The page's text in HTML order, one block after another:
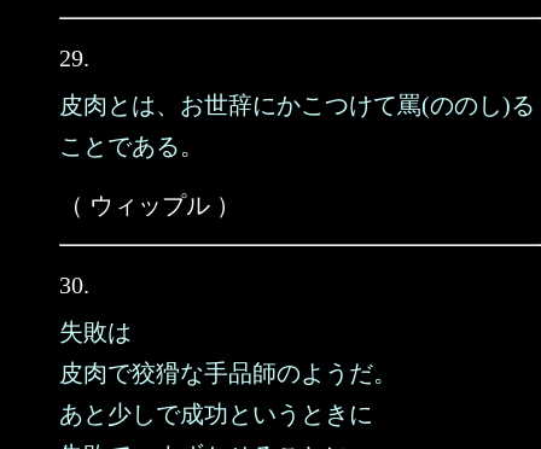
29.
皮肉とは、お世辞にかこつけて罵(ののし)る
ことである。
（ ウィップル ）
30.
失敗は
皮肉で狡猾な手品師のようだ。
あと少しで成功というときに